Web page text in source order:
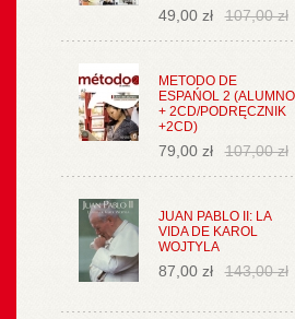
49,00 zł 107,00 zł
METODO DE
ESPAŃOL 2 (ALUMNO
+ 2CD/PODRĘCZNIK
+2CD)
79,00 zł 107,00 zł
JUAN PABLO II: LA
VIDA DE KAROL
WOJTYLA
87,00 zł 143,00 zł